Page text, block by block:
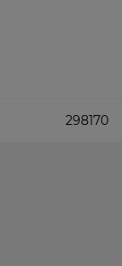
298170